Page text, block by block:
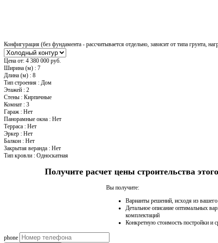
Конфигурация (без фундамента - рассчитывается отдельно, зависит от типа грунта,
Цена от: 4 380 000 руб.
Ширина (м) : 7
Длина (м) : 8
Тип строения : Дом
Этажей : 2
Стены : Кирпичные
Комнат : 3
Гараж: Нет
Панорамные окна : Нет
Терраса : Нет
Эркер : Нет
Балкон : Нет
Закрытая веранда : Нет
Тип кровли : Односкатная
Получите расчет цены строительства
Вы получите:
Варианты решений, исходя из
Детальное описание оптимальных
комплектаций
Конкретную стоимость постройки и
phone